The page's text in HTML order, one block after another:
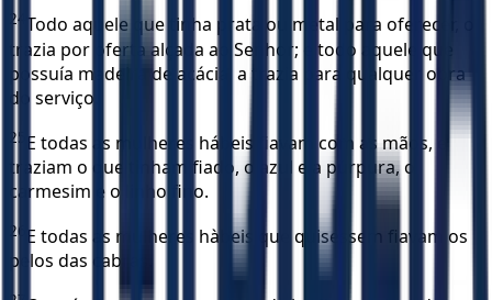
24 Todo aquele que tinha prata ou metal para oferecer, o
trazia por oferta alçada ao Senhor; e todo aquele que
possuía madeira de acácia, a trazia para qualquer obra
do serviço.
25 E todas as mulheres hábeis fiavam com as mãos, e
traziam o que tinham fiado, o azul e a púrpura, o
carmesim e o linho fino.
26 E todas as mulheres hàbeis que quisessem fiavam os
pelos das cabras.